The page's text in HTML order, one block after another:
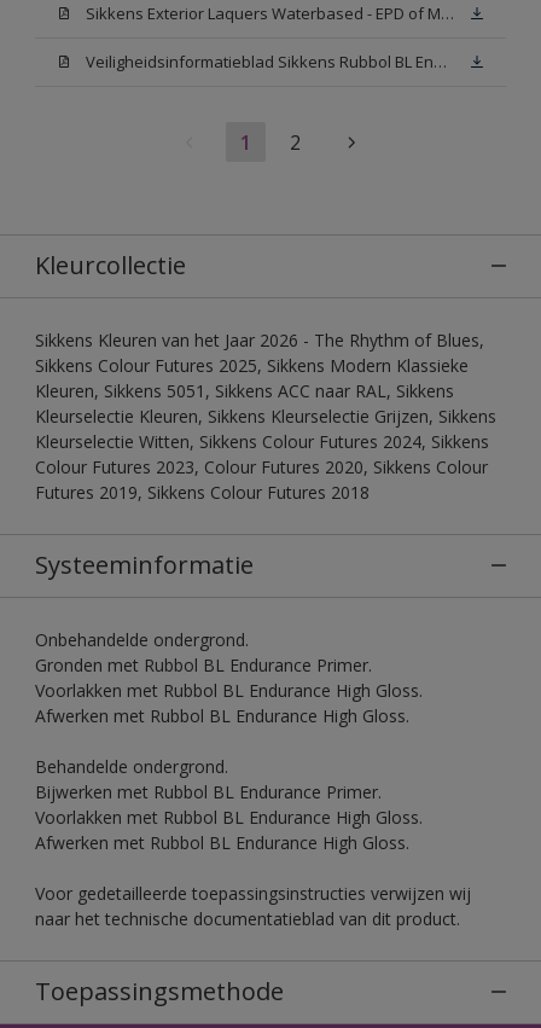
Sikkens Exterior Laquers Waterbased - EPD of Milieuproductverklaring
Veiligheidsinformatieblad Sikkens Rubbol BL Endurance High Gloss N00 (MSDS)
1 2
Kleurcollectie
Sikkens Kleuren van het Jaar 2026 - The Rhythm of Blues,
Sikkens Colour Futures 2025, Sikkens Modern Klassieke
Kleuren, Sikkens 5051, Sikkens ACC naar RAL, Sikkens
Kleurselectie Kleuren, Sikkens Kleurselectie Grijzen, Sikkens
Kleurselectie Witten, Sikkens Colour Futures 2024, Sikkens
Colour Futures 2023, Colour Futures 2020, Sikkens Colour
Futures 2019, Sikkens Colour Futures 2018
Systeeminformatie
Onbehandelde ondergrond.
Gronden met Rubbol BL Endurance Primer.
Voorlakken met Rubbol BL Endurance High Gloss.
Afwerken met Rubbol BL Endurance High Gloss.
Behandelde ondergrond.
Bijwerken met Rubbol BL Endurance Primer.
Voorlakken met Rubbol BL Endurance High Gloss.
Afwerken met Rubbol BL Endurance High Gloss.
Voor gedetailleerde toepassingsinstructies verwijzen wij
naar het technische documentatieblad van dit product.
Toepassingsmethode